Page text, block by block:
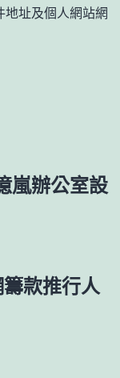
址及個人網站網
嵐辦公室設
款推行人